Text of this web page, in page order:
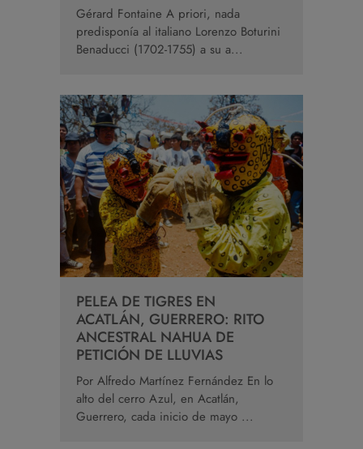
Gérard Fontaine A priori, nada
predisponía al italiano Lorenzo Boturini
Benaducci (1702-1755) a su a...
PELEA DE TIGRES EN
ACATLÁN, GUERRERO: RITO
ANCESTRAL NAHUA DE
PETICIÓN DE LLUVIAS
Por Alfredo Martínez Fernández En lo
alto del cerro Azul, en Acatlán,
Guerrero, cada inicio de mayo ...